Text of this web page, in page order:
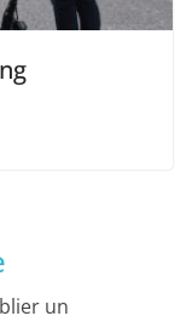
un